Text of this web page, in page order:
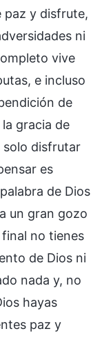
paz y disfrute,
ni
vive
e incluso
de
gracia de
solo disfrutar
es
de Dios
un gran gozo
no tienes
de Dios ni
nada y, no
hayas
paz y